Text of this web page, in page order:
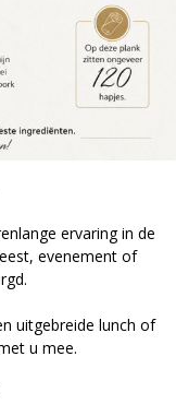
ervaring in de
evenement of
uitgebreide lunch of
u mee.